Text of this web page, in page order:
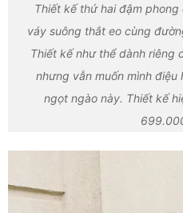
Thiết kế thứ hai đậm
váy suông thắt eo cùng
Thiết kế như thể dành riêng
nhưng vẫn muốn mình
ngọt ngào này. Thiết kế